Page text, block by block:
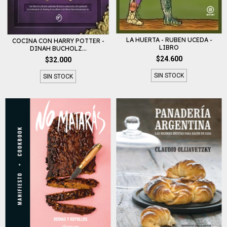
COCINA CON HARRY POTTER -
DINAH BUCHOLZ...
$32.000
SIN STOCK
LA HUERTA - RUBEN UCEDA -
LIBRO
$24.600
SIN STOCK